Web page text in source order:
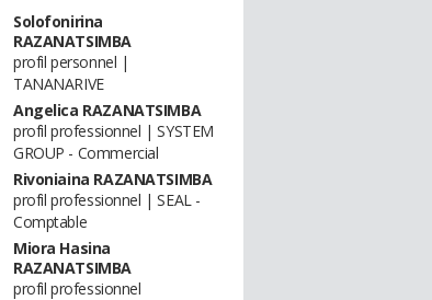
Solofonirina
RAZANATSIMBA
profil personnel |
TANANARIVE
Angelica RAZANATSIMBA
profil professionnel | SYSTEM
GROUP - Commercial
Rivoniaina RAZANATSIMBA
profil professionnel | SEAL -
Comptable
Miora Hasina
RAZANATSIMBA
profil professionnel